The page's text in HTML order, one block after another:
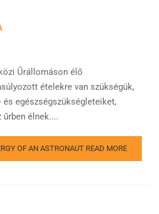
Űrállomáson élő
ételekre van szükségük,
és egészségszükségleteiket,
élnek....
OF AN ASTRONAUT READ MORE